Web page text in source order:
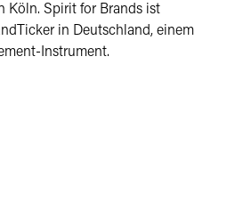
Köln. Spirit for Brands ist
in Deutschland, einem
Instrument.